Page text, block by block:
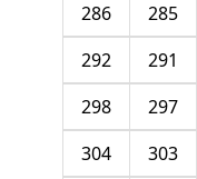
285
286
291
292
297
298
303
304